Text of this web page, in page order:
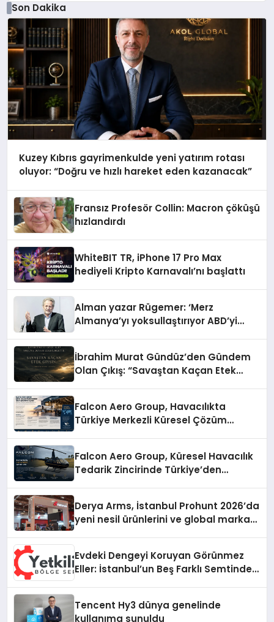
Son Dakika
Kuzey Kıbrıs gayrimenkulde yeni yatırım rotası
oluyor: “Doğru ve hızlı hareket eden kazanacak”
Fransız Profesör Collin: Macron çöküşü
hızlandırdı
WhiteBIT TR, iPhone 17 Pro Max
hediyeli Kripto Karnavalı’nı başlattı
Alman yazar Rügemer: ‘Merz
Almanya’yı yoksullaştırıyor ABD’yi
İbrahim Murat Gündüz’den Gündem
Olan Çıkış: “Savaştan Kaçan Etek
Falcon Aero Group, Havacılıkta
Türkiye Merkezli Küresel Çözüm
Falcon Aero Group, Küresel Havacılık
Tedarik Zincirinde Türkiye’den
Derya Arms, İstanbul Prohunt 2026’da
yeni nesil ürünlerini ve global marka
Evdeki Dengeyi Koruyan Görünmez
Eller: İstanbul’un Beş Farklı Semtinde
Tencent Hy3 dünya genelinde
kullanıma sunuldu